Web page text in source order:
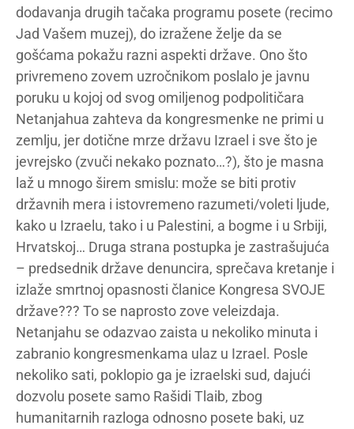
dodavanja drugih tačaka programu posete (recimo
Jad Vašem muzej), do izražene želje da se
gošćama pokažu razni aspekti države. Ono što
privremeno zovem uzročnikom poslalo je javnu
poruku u kojoj od svog omiljenog podpolitičara
Netanjahua zahteva da kongresmenke ne primi u
zemlju, jer dotične mrze državu Izrael i sve što je
jevrejsko (zvuči nekako poznato…?), što je masna
laž u mnogo širem smislu: može se biti protiv
državnih mera i istovremeno razumeti/voleti ljude,
kako u Izraelu, tako i u Palestini, a bogme i u Srbiji,
Hrvatskoj… Druga strana postupka je zastrašujuća
– predsednik države denuncira, sprečava kretanje i
izlaže smrtnoj opasnosti članice Kongresa SVOJE
države??? To se naprosto zove veleizdaja.
Netanjahu se odazvao zaista u nekoliko minuta i
zabranio kongresmenkama ulaz u Izrael. Posle
nekoliko sati, poklopio ga je izraelski sud, dajući
dozvolu posete samo Rašidi Tlaib, zbog
humanitarnih razloga odnosno posete baki, uz